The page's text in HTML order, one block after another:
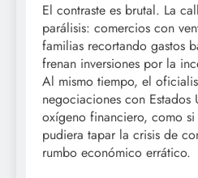
El contraste es brutal. La
parálisis: comercios con
familias recortando gastos
frenan inversiones por la
Al mismo tiempo, el
negociaciones con Estados
oxígeno financiero, como
pudiera tapar la crisis de
rumbo económico errático.